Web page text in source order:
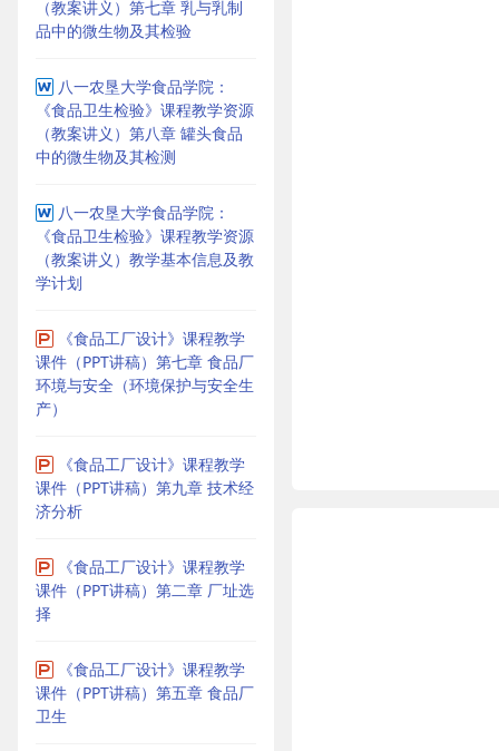
（教案讲义）第七章 乳与乳制
品中的微生物及其检验
八一农垦大学食品学院：
《食品卫生检验》课程教学资源
（教案讲义）第八章 罐头食品
中的微生物及其检测
八一农垦大学食品学院：
《食品卫生检验》课程教学资源
（教案讲义）教学基本信息及教
学计划
《食品工厂设计》课程教学
课件（PPT讲稿）第七章 食品厂
环境与安全（环境保护与安全生
产）
《食品工厂设计》课程教学
课件（PPT讲稿）第九章 技术经
济分析
《食品工厂设计》课程教学
课件（PPT讲稿）第二章 厂址选
择
《食品工厂设计》课程教学
课件（PPT讲稿）第五章 食品厂
卫生